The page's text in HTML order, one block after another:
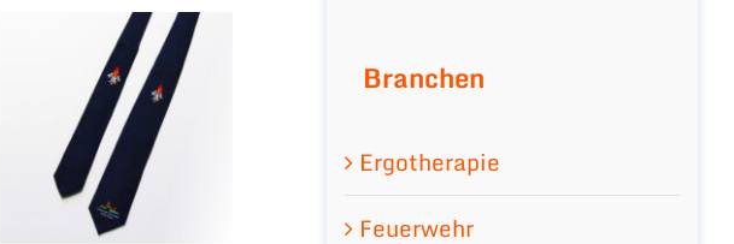
Branchen
Ergotherapie
Feuerwehr